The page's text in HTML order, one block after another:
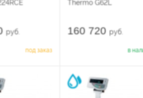
руб.
под заказ
Thermo G62L
160 720 руб.
в